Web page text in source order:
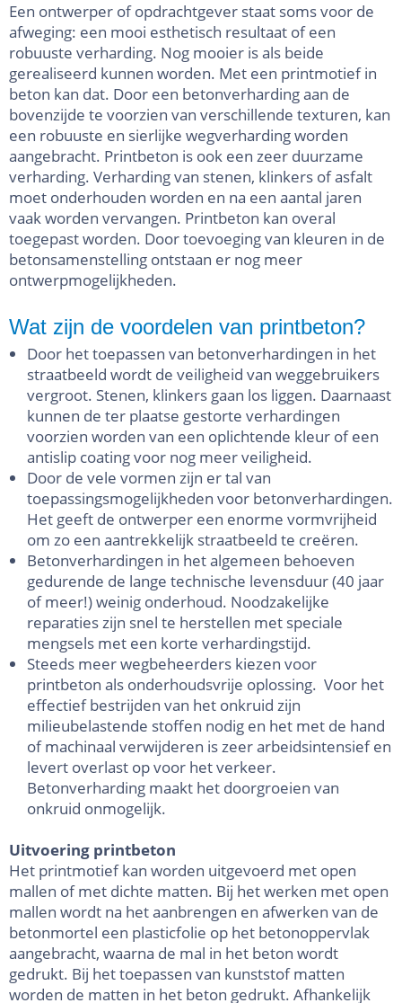
Een ontwerper of opdrachtgever staat soms voor de
afweging: een mooi esthetisch resultaat of een
robuuste verharding. Nog mooier is als beide
gerealiseerd kunnen worden. Met een printmotief in
beton kan dat. Door een betonverharding aan de
bovenzijde te voorzien van verschillende texturen, kan
een robuuste en sierlijke wegverharding worden
aangebracht. Printbeton is ook een zeer duurzame
verharding. Verharding van stenen, klinkers of asfalt
moet onderhouden worden en na een aantal jaren
vaak worden vervangen. Printbeton kan overal
toegepast worden. Door toevoeging van kleuren in de
betonsamenstelling ontstaan er nog meer
ontwerpmogelijkheden.
Wat zijn de voordelen van printbeton?
Door het toepassen van betonverhardingen in het
straatbeeld wordt de veiligheid van weggebruikers
vergroot. Stenen, klinkers gaan los liggen. Daarnaast
kunnen de ter plaatse gestorte verhardingen
voorzien worden van een oplichtende kleur of een
antislip coating voor nog meer veiligheid.
Door de vele vormen zijn er tal van
toepassingsmogelijkheden voor betonverhardingen.
Het geeft de ontwerper een enorme vormvrijheid
om zo een aantrekkelijk straatbeeld te creëren.
Betonverhardingen in het algemeen behoeven
gedurende de lange technische levensduur (40 jaar
of meer!) weinig onderhoud. Noodzakelijke
reparaties zijn snel te herstellen met speciale
mengsels met een korte verhardingstijd.
Steeds meer wegbeheerders kiezen voor
printbeton als onderhoudsvrije oplossing. Voor het
effectief bestrijden van het onkruid zijn
milieubelastende stoffen nodig en het met de hand
of machinaal verwijderen is zeer arbeidsintensief en
levert overlast op voor het verkeer.
Betonverharding maakt het doorgroeien van
onkruid onmogelijk.
Uitvoering printbeton
Het printmotief kan worden uitgevoerd met open
mallen of met dichte matten. Bij het werken met open
mallen wordt na het aanbrengen en afwerken van de
betonmortel een plasticfolie op het betonoppervlak
aangebracht, waarna de mal in het beton wordt
gedrukt. Bij het toepassen van kunststof matten
worden de matten in het beton gedrukt. Afhankelijk